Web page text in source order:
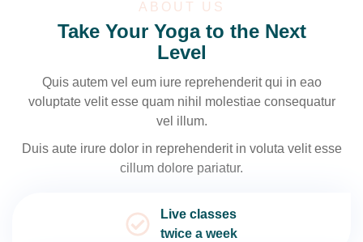
ABOUT US
Take Your Yoga to the Next
Level
Quis autem vel eum iure reprehenderit qui in eao
voluptate velit esse quam nihil molestiae consequatur
vel illum.
Duis aute irure dolor in reprehenderit in voluta velit esse
cillum dolore pariatur.
Live classes
twice a week